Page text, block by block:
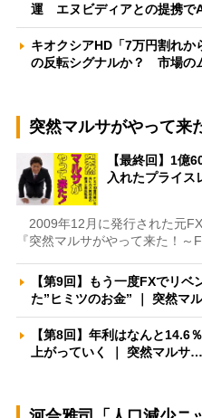
運 エヌビディアとの提携
キオクシアHD「7万円割れ
の反転シグナルか？ 市場の
突然マルサがやって来
【最終回】1億
入れたプライ
2009年12月に発行された元
『突然マルサがやって来た！～
【第9回】もう一度FXでリ
た”ヒミツのお金” ｜ 突然マ
【第8回】年利はなんと
上がっていく ｜ 突然マルサ…